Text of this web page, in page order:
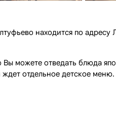
находится по адресу
Вы можете отведать блюда
ждет отдельное детское